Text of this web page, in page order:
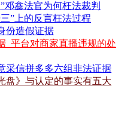
邓鑫法官为何枉法裁判
”上的反言枉法过程
份造假证据
_平台对商家直播违规的处
采信拼多多六组非法证据
盘》与认定的事实有五大